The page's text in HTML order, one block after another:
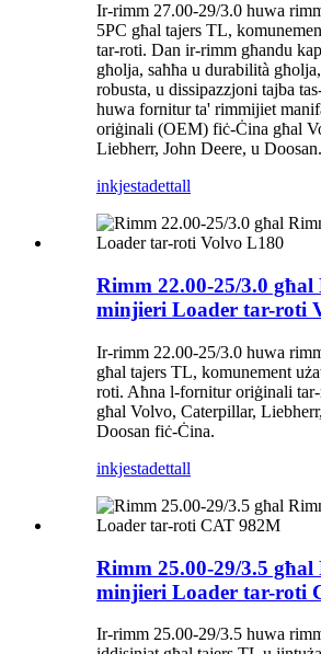
Ir-rimm 27.00-29/3.0 huwa
5PC għal tajers TL,
tar-roti. Dan ir-rimm għandu
għolja, saħħa u durabilità
robusta, u dissipazzjoni tajba
huwa fornitur ta' rimmijiet
oriġinali (OEM) fiċ-Ċina għal
Liebherr, John Deere, u Doosan.
inkjestadettall
Rimm 22.00-25/3.0
minjieri Loader tar-roti
Ir-rimm 22.00-25/3.0 huwa
għal tajers TL, komunement
roti. Aħna l-fornitur oriġinali
għal Volvo, Caterpillar,
Doosan fiċ-Ċina.
inkjestadettall
Rimm 25.00-29/3.5
minjieri Loader tar-roti
Ir-rimm 25.00-29/3.5 huwa